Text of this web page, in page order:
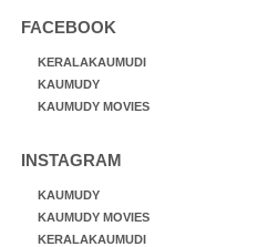
FACEBOOK
KERALAKAUMUDI
KAUMUDY
KAUMUDY MOVIES
INSTAGRAM
KAUMUDY
KAUMUDY MOVIES
KERALAKAUMUDI